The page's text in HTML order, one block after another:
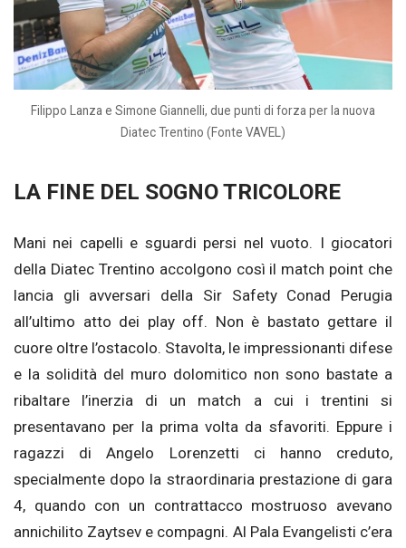
Filippo Lanza e Simone Giannelli, due punti di forza per la nuova
Diatec Trentino (Fonte VAVEL)
LA FINE DEL SOGNO TRICOLORE
Mani nei capelli e sguardi persi nel vuoto. I giocatori
della Diatec Trentino accolgono così il match point che
lancia gli avversari della Sir Safety Conad Perugia
all’ultimo atto dei play off. Non è bastato gettare il
cuore oltre l’ostacolo. Stavolta, le impressionanti difese
e la solidità del muro dolomitico non sono bastate a
ribaltare l’inerzia di un match a cui i trentini si
presentavano per la prima volta da sfavoriti. Eppure i
ragazzi di Angelo Lorenzetti ci hanno creduto,
specialmente dopo la straordinaria prestazione di gara
4, quando con un contrattacco mostruoso avevano
annichilito Zaytsev e compagni. Al Pala Evangelisti c’era